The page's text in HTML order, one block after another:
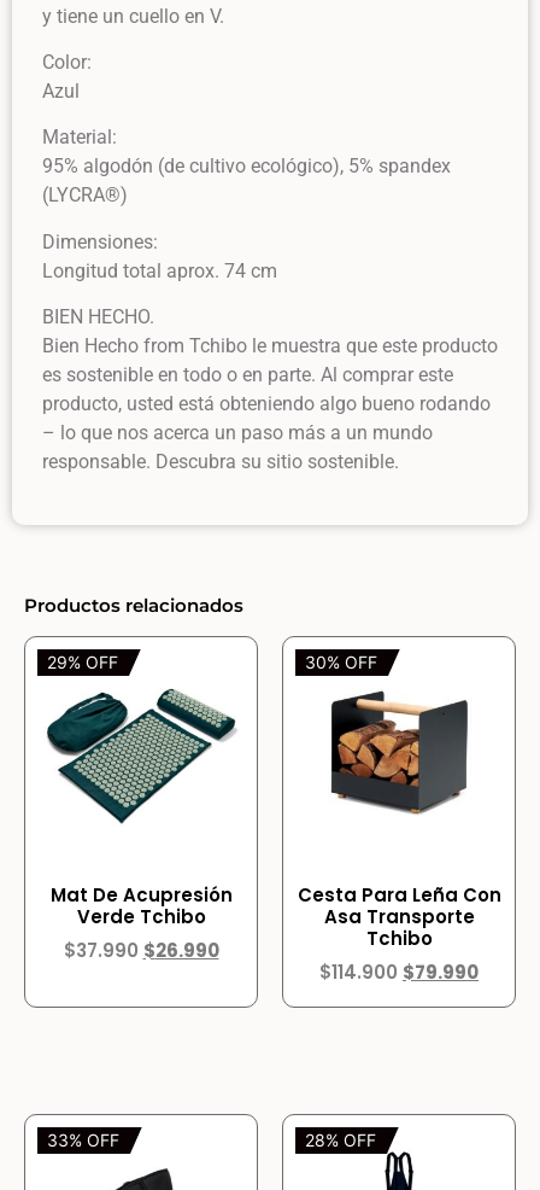
y tiene un cuello en V.
Color:
Azul
Material:
95% algodón (de cultivo ecológico), 5% spandex
(LYCRA®)
Dimensiones:
Longitud total aprox. 74 cm
BIEN HECHO.
Bien Hecho from Tchibo le muestra que este producto
es sostenible en todo o en parte. Al comprar este
producto, usted está obteniendo algo bueno rodando
– lo que nos acerca un paso más a un mundo
responsable. Descubra su sitio sostenible.
Productos relacionados
29% OFF
Mat De Acupresión
Verde Tchibo
$37.990 $26.990
30% OFF
Cesta Para Leña Con
Asa Transporte
Tchibo
$114.900 $79.990
33% OFF 28% OFF